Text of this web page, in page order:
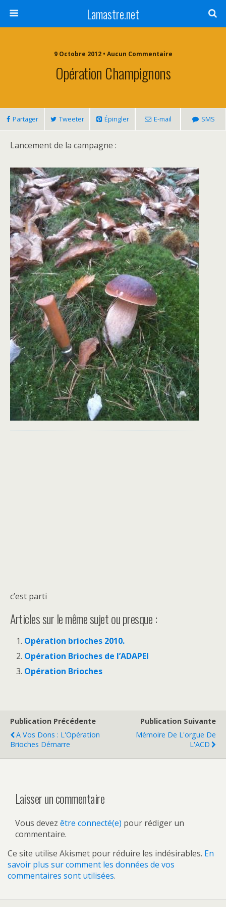
Lamastre.net
9 Octobre 2012 • Aucun Commentaire
Opération Champignons
Partager Tweeter Épingler E-mail SMS
Lancement de la campagne :
c’est parti
Articles sur le même sujet ou presque :
Opération brioches 2010.
Opération Brioches de l’ADAPEI
Opération Brioches
Publication Précédente
A Vos Dons : L'Opération
Brioches Démarre
Publication Suivante
Mémoire De L'orgue De
L'ACD
Laisser un commentaire
Vous devez être connecté(e) pour rédiger un
commentaire.
Ce site utilise Akismet pour réduire les indésirables. En
savoir plus sur comment les données de vos
commentaires sont utilisées.